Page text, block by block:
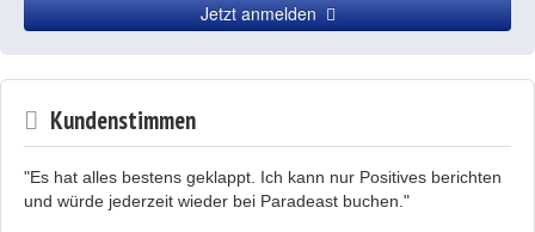
Jetzt anmelden
Kundenstimmen
"Es hat alles bestens geklappt. Ich kann nur Positives berichten
und würde jederzeit wieder bei Paradeast buchen."